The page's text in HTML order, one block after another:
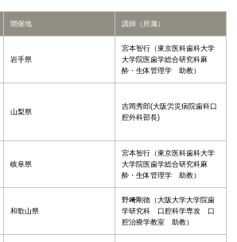
開催地 講師（所属）
岩手県
宮本智行（東京医科歯科大学
大学院医歯学総合研究科麻
酔・生体管理学 助教）
山梨県
吉岡秀郎(大阪労災病院歯科口
腔外科部長)
岐阜県
宮本智行（東京医科歯科大学
大学院医歯学総合研究科麻
酔・生体管理学 助教）
和歌山県
野﨑剛徳（大阪大学大学院歯
学研究科 口腔科学専攻 口
腔治療学教室 助教）